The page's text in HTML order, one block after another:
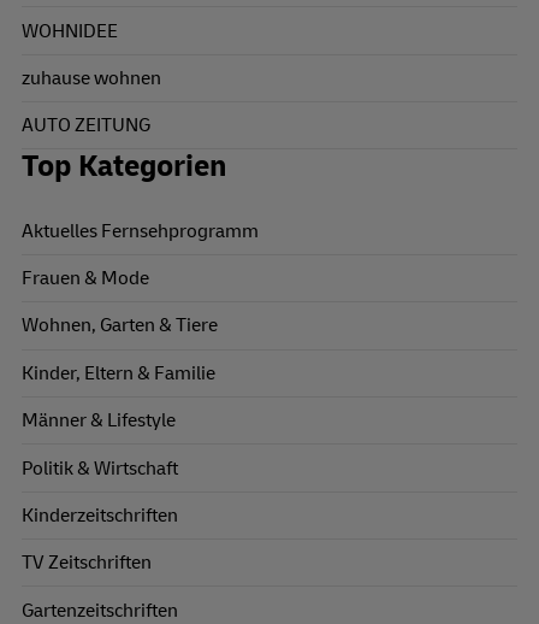
WOHNIDEE
zuhause wohnen
AUTO ZEITUNG
Top Kategorien
Aktuelles Fernsehprogramm
Frauen & Mode
Wohnen, Garten & Tiere
Kinder, Eltern & Familie
Männer & Lifestyle
Politik & Wirtschaft
Kinderzeitschriften
TV Zeitschriften
Gartenzeitschriften